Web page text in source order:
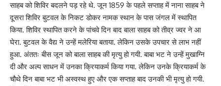
साहब को शिविर बदलने पड़ रहे थे. जून 1859 के पहले सप्ताह में नाना साहब ने
दूसरा शिविर बुटवल के निकट डोकर नामक स्थान के पास जंगल में स्थापित
किया. शिविर स्थापित करने के पांचवे दिन बाद बाला साहब को तीव्र ज्वर ने आ
घेरा. बुटवल के वैद्य ने उन्हें मलेरिया बताया. लेकिन उसके उपचार से लाभ नहीं
हुआ. अंततः बीस जून को बाला साहब की मृत्यु हो गयी. बाबा भट ने उन्हें मुखाग्नि
दी और अल्प साधन में उनका क्रियाकर्म किया गया. लेकिन उनके क्रियाकर्म के
चौथे दिन बाबा भट भी अस्वस्थ हुए और एक सप्ताह बाद उनकी भी मृत्यु हो गयी.